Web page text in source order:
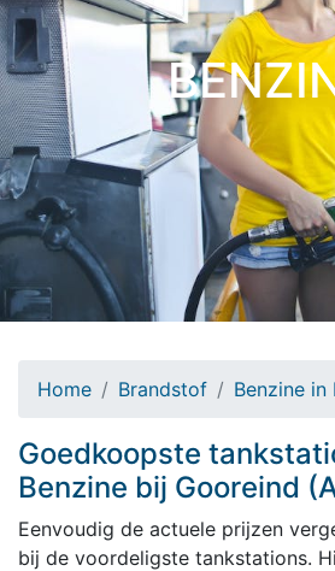
Home Brandstof Benzine in
Goedkoopste
Benzine bij Gooreind
Eenvoudig de actuele prijzen
bij de voordeligste tankstations.